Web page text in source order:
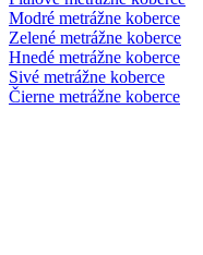
Modré metrážne koberce
Zelené metrážne koberce
Hnedé metrážne koberce
Sivé metrážne koberce
Čierne metrážne koberce